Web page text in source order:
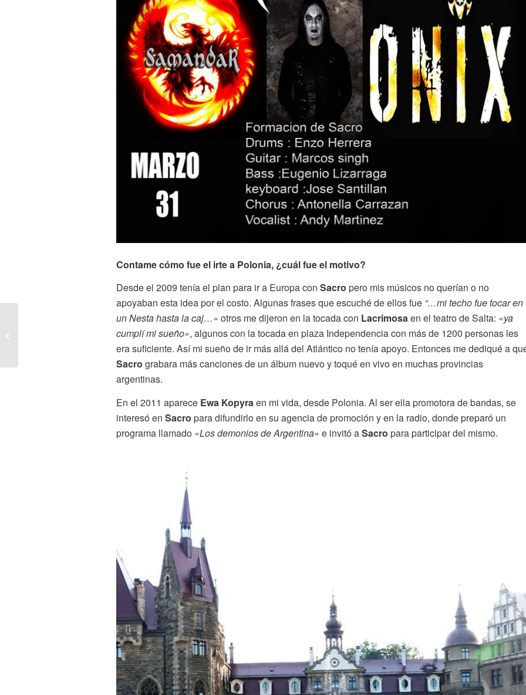
Contame cómo fue el irte a Polonia, ¿cuál fue el motivo?
Desde el 2009 tenía el plan para ir a Europa con Sacro pero mis músicos no querían o no
apoyaban esta idea por el costo. Algunas frases que escuché de ellos fue “…mi techo fue tocar en
un Nesta hasta la caj…» otros me dijeron en la tocada con Lacrimosaen el teatro de Salta: «ya
cumplí mi sueño», algunos con la tocada en plaza Independencia con más de 1200 personas les
era suficiente. Así mi sueño de ir más allá del Atlántico no tenía apoyo. Entonces me dediqué a
Sacro grabara más canciones de un álbum nuevo y toqué en vivo en muchas provincias
argentinas.
En el 2011 aparece Ewa Kopyraen mi vida, desde Polonia. Al ser ella promotora de bandas, se
interesó en Sacro para difundirlo en su agencia de promoción y en la radio, donde preparó un
programa llamado «Los demonios de Argentina» e invitó aSacro para participar del mismo.